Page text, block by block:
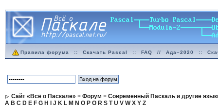
Правила форума :: Скачать Pascal :: FAQ // Ада–2020 ::
Сайт «Всё о Паскале» > Форум > Современный Паскаль и другие
A B C D E F G H J K L M N O P Q R S T U V W X Y Z